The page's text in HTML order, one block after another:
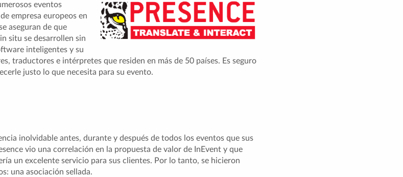
eventos
empresa europeos en
aseguran de que
situ se desarrollen sin
inteligentes y su
traductores e intérpretes que residen en más de 50 países. Es seguro
justo lo que necesita para su evento.
inolvidable antes, durante y después de todos los eventos que sus
vio una correlación en la propuesta de valor de InEvent y que
un excelente servicio para sus clientes. Por lo tanto, se hicieron
una asociación sellada.